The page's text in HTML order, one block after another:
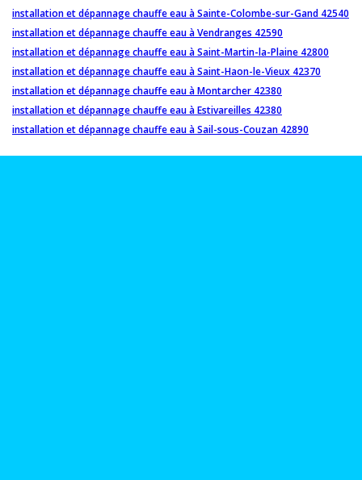
installation et dépannage chauffe eau à Sainte-Colombe-sur-Gand 42540
installation et dépannage chauffe eau à Vendranges 42590
installation et dépannage chauffe eau à Saint-Martin-la-Plaine 42800
installation et dépannage chauffe eau à Saint-Haon-le-Vieux 42370
installation et dépannage chauffe eau à Montarcher 42380
installation et dépannage chauffe eau à Estivareilles 42380
installation et dépannage chauffe eau à Sail-sous-Couzan 42890